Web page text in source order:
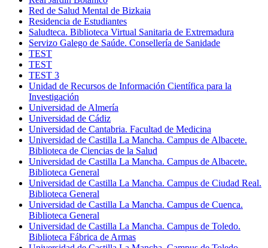
Red de Salud Mental de Bizkaia
Residencia de Estudiantes
Saludteca. Biblioteca Virtual Sanitaria de Extremadura
Servizo Galego de Saúde. Consellería de Sanidade
TEST
TEST
TEST 3
Unidad de Recursos de Información Científica para la
Investigación
Universidad de Almería
Universidad de Cádiz
Universidad de Cantabria. Facultad de Medicina
Universidad de Castilla La Mancha. Campus de Albacete.
Biblioteca de Ciencias de la Salud
Universidad de Castilla La Mancha. Campus de Albacete.
Biblioteca General
Universidad de Castilla La Mancha. Campus de Ciudad Real.
Biblioteca General
Universidad de Castilla La Mancha. Campus de Cuenca.
Biblioteca General
Universidad de Castilla La Mancha. Campus de Toledo.
Biblioteca Fábrica de Armas